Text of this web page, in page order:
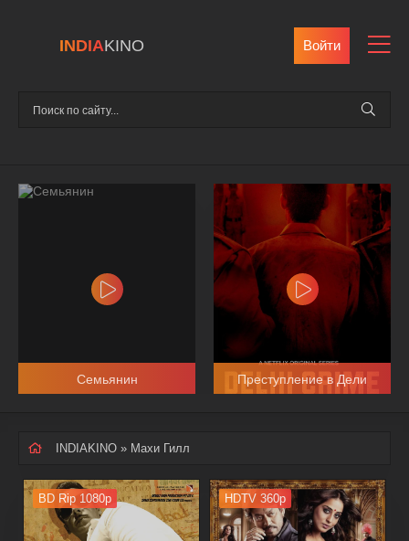
INDIAKINO Войти
Семьянин Преступление в Дели
INDIAKINO » Махи Гилл
BD Rip 1080p HDTV 360p